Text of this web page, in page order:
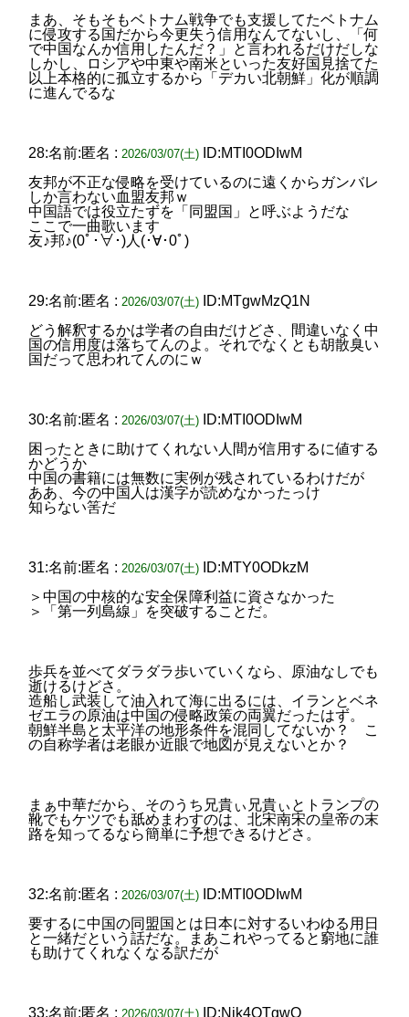
まあ、そもそもベトナム戦争でも支援してたベトナム
に侵攻する国だから今更失う信用なんてないし、「何
で中国なんか信用したんだ？」と言われるだけだしな
しかし、ロシアや中東や南米といった友好国見捨てた
以上本格的に孤立するから「デカい北朝鮮」化が順調
に進んでるな
28:名前:匿名 : 2026/03/07(土)
ID:MTI0ODIwM
友邦が不正な侵略を受けているのに遠くからガンバレ
しか言わない血盟友邦ｗ
中国語では役立たずを「同盟国」と呼ぶようだな
ここで一曲歌います
友♪邦♪(0ﾟ･∀･)人(･∀･0ﾟ)
29:名前:匿名 : 2026/03/07(土)
ID:MTgwMzQ1N
どう解釈するかは学者の自由だけどさ、間違いなく中
国の信用度は落ちてんのよ。それでなくとも胡散臭い
国だって思われてんのにｗ
30:名前:匿名 : 2026/03/07(土)
ID:MTI0ODIwM
困ったときに助けてくれない人間が信用するに値する
かどうか
中国の書籍には無数に実例が残されているわけだが
ああ、今の中国人は漢字が読めなかったっけ
知らない筈だ
31:名前:匿名 : 2026/03/07(土)
ID:MTY0ODkzM
＞中国の中核的な安全保障利益に資さなかった
＞「第一列島線」を突破することだ。
歩兵を並べてダラダラ歩いていくなら、原油なしでも
逝けるけどさ。
造船し武装して油入れて海に出るには、イランとベネ
ゼエラの原油は中国の侵略政策の両翼だったはず。
朝鮮半島と太平洋の地形条件を混同してないか？ こ
の自称学者は老眼か近眼で地図が見えないとか？
まぁ中華だから、そのうち兄貴ぃ兄貴ぃとトランプの
靴でもケツでも舐めまわすのは、北宋南宋の皇帝の末
路を知ってるなら簡単に予想できるけどさ。
32:名前:匿名 : 2026/03/07(土)
ID:MTI0ODIwM
要するに中国の同盟国とは日本に対するいわゆる用日
と一緒だという話だな。まあこれやってると窮地に誰
も助けてくれなくなる訳だが
33:名前:匿名 : 2026/03/07(土) ID:Njk4OTgwO